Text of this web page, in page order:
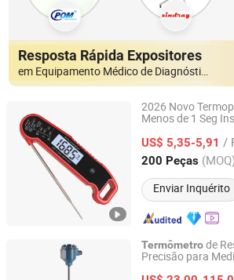
Resposta Rápida Expositores
em Equipamento Médico de Diagnóstico
2026 Novo
Menos de 1 Seg
Churrasco
Grande Display
US$ 5,35-5,91 /
200 Peças (MOQ)
Enviar Inquérito
Shenzhen Goldgood Instrument Limited
Guangdong, China Desde
Termômetrode
Precisão para
Jiangsu Jiechuang Science And